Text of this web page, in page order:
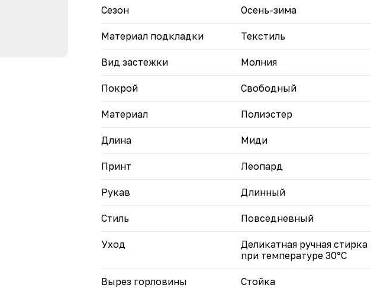
Сезон Осень-зима
Материал подкладки Текстиль
Вид застежки Молния
Покрой Свободный
Материал Полиэстер
Длина Миди
Принт Леопард
Рукав Длинный
Стиль Повседневный
Уход
Деликатная ручная стирка
при температуре 30°С
Вырез горловины Стойка